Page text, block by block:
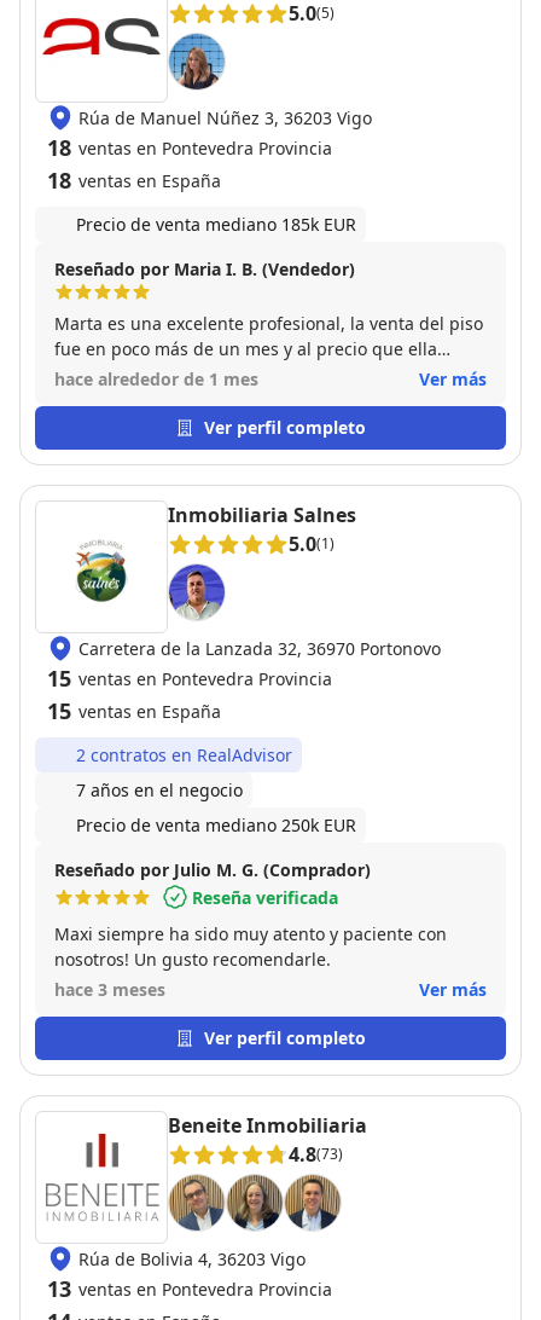
5.0(5)
Rúa de Manuel Núñez 3, 36203 Vigo
18 ventas en Pontevedra Provincia
18 ventas en España
Precio de venta mediano 185k EUR
Reseñado por Maria I. B. (Vendedor)
Marta es una excelente profesional, la venta del piso
fue en poco más de un mes y al precio que ella
aconsejo,muy agradecida por su trato y cercanía.
hace alrededor de 1 mes Ver más
Ver perfil completo
Inmobiliaria Salnes
5.0(1)
Carretera de la Lanzada 32, 36970 Portonovo
15 ventas en Pontevedra Provincia
15 ventas en España
2 contratos en RealAdvisor
7 años en el negocio
Precio de venta mediano 250k EUR
Reseñado por Julio M. G. (Comprador)
Reseña verificada
Maxi siempre ha sido muy atento y paciente con
nosotros! Un gusto recomendarle.
hace 3 meses
Ver más
Ver perfil completo
Beneite Inmobiliaria
4.8(73)
Rúa de Bolivia 4, 36203 Vigo
13 ventas en Pontevedra Provincia